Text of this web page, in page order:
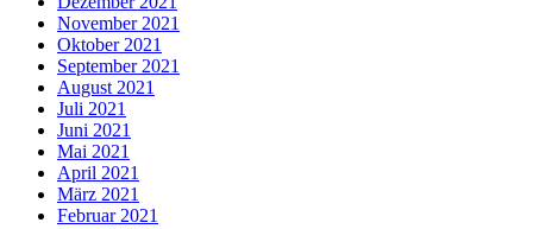
November 2021
Oktober 2021
September 2021
August 2021
Juli 2021
Juni 2021
Mai 2021
April 2021
März 2021
Februar 2021